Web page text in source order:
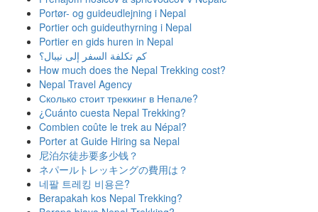
Portør- og guideudlejning i Nepal
Portier och guideuthyrning i Nepal
Portier en gids huren in Nepal
كم تكلفة السفر إلى نيبال؟
How much does the Nepal Trekking cost?
Nepal Travel Agency
Сколько стоит треккинг в Непале?
¿Cuánto cuesta Nepal Trekking?
Combien coûte le trek au Népal?
Porter at Guide Hiring sa Nepal
尼泊尔徒步要多少钱？
ネパールトレッキングの費用は？
네팔 트레킹 비용은?
Berapakah kos Nepal Trekking?